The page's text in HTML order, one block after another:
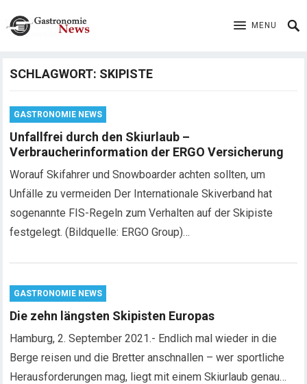
MENU
SCHLAGWORT: SKIPISTE
GASTRONOMIE NEWS
Unfallfrei durch den Skiurlaub –
Verbraucherinformation der ERGO Versicherung
Worauf Skifahrer und Snowboarder achten sollten, um
Unfälle zu vermeiden Der Internationale Skiverband hat
sogenannte FIS-Regeln zum Verhalten auf der Skipiste
festgelegt. (Bildquelle: ERGO Group)…
GASTRONOMIE NEWS
Die zehn längsten Skipisten Europas
Hamburg, 2. September 2021.- Endlich mal wieder in die
Berge reisen und die Bretter anschnallen – wer sportliche
Herausforderungen mag, liegt mit einem Skiurlaub genau…